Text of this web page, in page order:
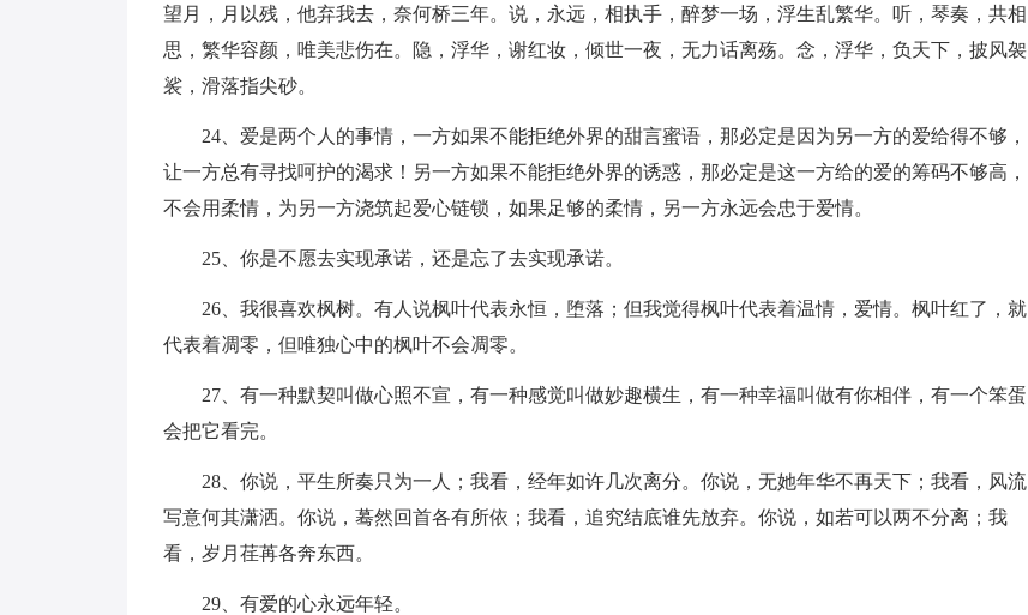
望月，月以残，他弃我去，奈何桥三年。说，永远，相执手，醉梦一场，浮生乱繁华。听，琴奏，共相
思，繁华容颜，唯美悲伤在。隐，浮华，谢红妆，倾世一夜，无力话离殇。念，浮华，负天下，披风袈
裟，滑落指尖砂。
24、爱是两个人的事情，一方如果不能拒绝外界的甜言蜜语，那必定是因为另一方的爱给得不够，
让一方总有寻找呵护的渴求！另一方如果不能拒绝外界的诱惑，那必定是这一方给的爱的筹码不够高，
不会用柔情，为另一方浇筑起爱心链锁，如果足够的柔情，另一方永远会忠于爱情。
25、你是不愿去实现承诺，还是忘了去实现承诺。
26、我很喜欢枫树。有人说枫叶代表永恒，堕落；但我觉得枫叶代表着温情，爱情。枫叶红了，就
代表着凋零，但唯独心中的枫叶不会凋零。
27、有一种默契叫做心照不宣，有一种感觉叫做妙趣横生，有一种幸福叫做有你相伴，有一个笨蛋
会把它看完。
28、你说，平生所奏只为一人；我看，经年如许几次离分。你说，无她年华不再天下；我看，风流
写意何其潇洒。你说，蓦然回首各有所依；我看，追究结底谁先放弃。你说，如若可以两不分离；我
看，岁月荏苒各奔东西。
29、有爱的心永远年轻。